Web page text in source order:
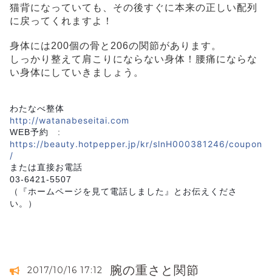
猫背になっていても、その後すぐに本来の正しい配列
に戻ってくれますよ！
身体には200個の骨と206の関節があります。
しっかり整えて肩こりにならない身体！腰痛にならな
い身体にしていきましょう。
わたなべ整体
http://watanabeseitai.com
WEB予約 :
https://beauty.hotpepper.jp/kr/slnH000381246/coupon
/
または直接お電話
03-6421-5507
（『ホームページを見て電話しました』とお伝えくださ
い。）
2017/10/16 17:12 腕の重さと関節